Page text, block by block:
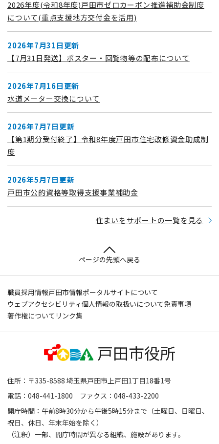
2026年度(令和8年度)戸田市ゼロカーボン推進補助金制度
について(重点支援地方交付金を活用)
2026年7月31日更新
【7月31日発送】ポスター・回覧物等の配布について
2026年7月16日更新
水道メーター交換について
2026年7月7日更新
【第1期分受付終了】令和8年度戸田市住宅改修資金助成制
度
2026年5月7日更新
戸田市公的資格等取得支援事業補助金
住まいをサポートの一覧を見る
ページの先頭へ戻る
職員採用情報戸田市情報ポータルサイトについて
ウェブアクセシビリティ個人情報の取扱いについて免責事項
著作権について リンク集
住所：〒335-8588 埼玉県戸田市上戸田1丁目18番1号
電話：048-441-1800 ファクス：048-433-2200
開庁時間：午前8時30分から午後5時15分まで（土曜日、日曜日、
祝日、休日、年末年始を除く）
（注釈）一部、開庁時間が異なる組織、施設があります。